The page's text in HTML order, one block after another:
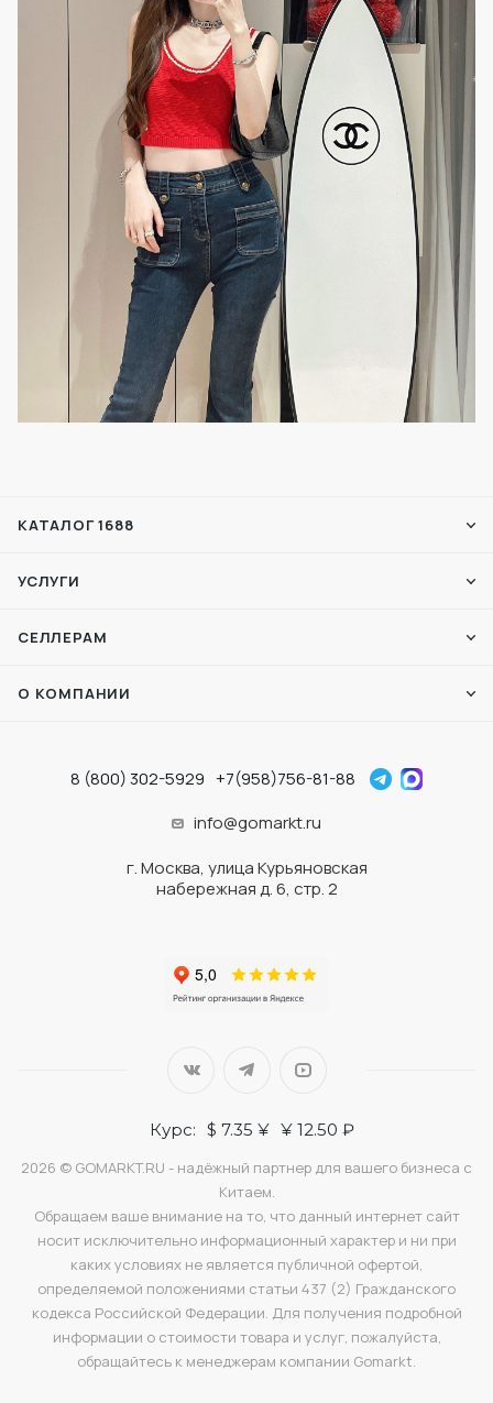
КАТАЛОГ 1688
УСЛУГИ
СЕЛЛЕРАМ
О КОМПАНИИ
8 (800) 302-5929 +7(958)756-81-88
info@gomarkt.ru
г. Москва, улица Курьяновская
набережная д. 6, стр. 2
Курс: $ 7.35 ¥ ¥ 12.50 ₽
2026 © GOMARKT.RU - надёжный партнер для вашего бизнеса с
Китаем.
Обращаем ваше внимание на то, что данный интернет сайт
носит исключительно информационный характер и ни при
каких условиях не является публичной офертой,
определяемой положениями статьи 437 (2) Гражданского
кодекса Российской Федерации. Для получения подробной
информации о стоимости товара и услуг, пожалуйста,
обращайтесь к менеджерам компании Gomarkt.